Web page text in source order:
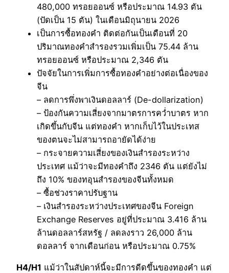
480,000 ทรอยออนซ์ หรือประมาณ 14.93 ตัน
(ปัดเป็น 15 ตัน) ในเดือนมิถุนายน 2026
เป็นการซื้อทองคำ ติดต่อกันเป็นเดือนที่ 20
ปริมาณทองคำสำรองรวมเพิ่มเป็น 75.44 ล้าน
ทรอยออนซ์ หรือประมาณ 2,346 ตัน
ปัจจัยในการเพิ่มการซื้อทองคำอย่างต่อเนื่องของ
จีน
– ลดการพึ่งพาเงินดอลลาร์ (De-dollarization)
– ป้องกันความเสี่ยงจากมาตรการคว่ำบาตร หาก
เกิดขึ้นกับจีน แต่ทองคำ หากเก็บไว้ในประเทส
ของตนจะไม่สามารถอายัดได้ง่าย
– กระจายความเสี่ยงของเงินสำรองระหว่าง
ประเทศ แม้ว่าจะมีทองคำถึง 2346 ตัน แต่ยังไม่
ถึง 10% ของทอุนสำรองของจีนทั้งหมด
– ซื้อช่วงราคาปรับฐาน
– เงินสำรองระหว่างประเทศของจีน Foreign
Exchange Reserves อยู่ที่ประมาณ 3.416 ล้าน
ล้านดอลลาร์สหรัฐ / ลดลงราว 26,000 ล้าน
ดอลลาร์ จากเดือนก่อน หรือประมาณ 0.75%
H4/H1 แม้ว่าในสัปดาห์นี้จะมีการดีดขึ้นของทองคำ แต่